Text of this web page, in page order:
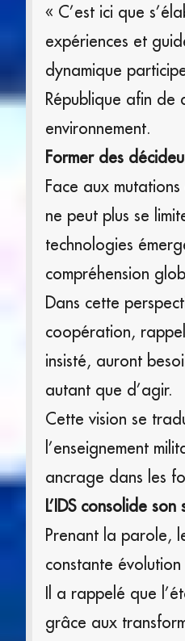
« C’est ici que
expériences et
dynamique
République afin de
environnement.
Former des
Face aux
ne peut plus se
technologies
compréhension
Dans cette
coopération,
insisté, auront
autant que d’agir.
Cette vision se
l’enseignement
ancrage dans les
L’IDS consolide
Prenant la parole,
constante
Il a rappelé que
grâce aux